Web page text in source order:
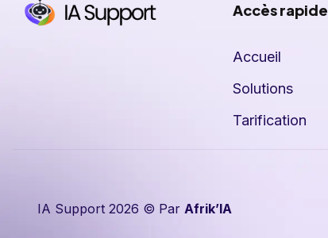
Accès rapide
Accueil
Solutions
Tarification
IA Support 2026 © Par Afrik’IA